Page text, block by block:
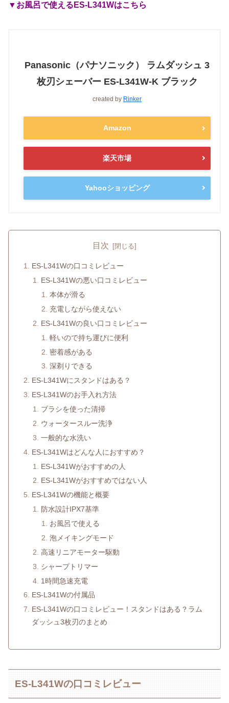
▼お風呂で使えるES-L341Wはこちら
Panasonic（パナソニック） ラムダッシュ 3
枚刃シェーバー ES-L341W-K ブラック
created by Rinker
Amazon
楽天市場
Yahooショッピング
目次
ES-L341Wの口コミレビュー
ES-L341Wの悪い口コミレビュー
本体が滑る
充電しながら使えない
ES-L341Wの良い口コミレビュー
軽いので持ち運びに便利
密着感がある
深剃りできる
ES-L341Wにスタンドはある？
ES-L341Wのお手入れ方法
ブラシを使った清掃
ウォータースルー洗浄
一般的な水洗い
ES-L341Wはどんな人におすすめ？
ES-L341Wがおすすめの人
ES-L341Wがおすすめではない人
ES-L341Wの機能と概要
防水設計IPX7基準
お風呂で使える
泡メイキングモード
高速リニアモーター駆動
シャープトリマー
1時間急速充電
ES-L341Wの付属品
ES-L341Wの口コミレビュー！スタンドはある？ラム
ダッシュ3枚刃のまとめ
ES-L341Wの口コミレビュー